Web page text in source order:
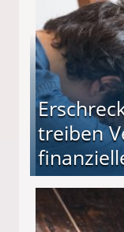
treiben
(34) in den